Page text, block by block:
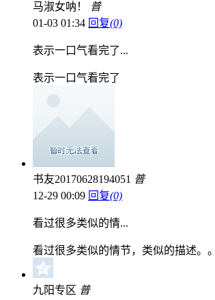
马淑女呐！
普
01-03 01:34 回复(0)
表示一口气看完了...
表示一口气看完了
书友20170628194051 普
12-29 00:09 回复(0)
看过很多类似的情...
看过很多类似的情节，类似的描述。。
九阳专区 普